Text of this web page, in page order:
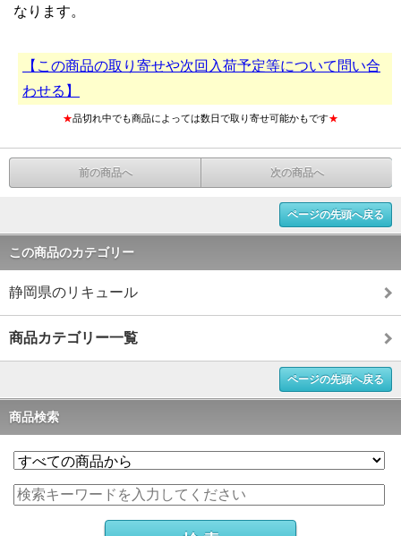
なります。
【この商品の取り寄せや次回入荷予定等について問い合
わせる】
★品切れ中でも商品によっては数日で取り寄せ可能かもです★
前の商品へ 次の商品へ
ページの先頭へ戻る
この商品のカテゴリー
静岡県のリキュール
商品カテゴリー一覧
ページの先頭へ戻る
商品検索